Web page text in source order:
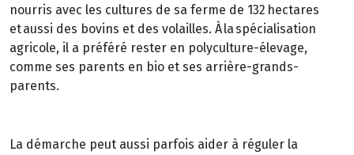
nourris avec les cultures de sa ferme de 132 hectares
et aussi des bovins et des volailles. À la spécialisation
agricole, il a préféré rester en polyculture-élevage,
comme ses parents en bio et ses arrière-grands-
parents.
La démarche peut aussi parfois aider à réguler la